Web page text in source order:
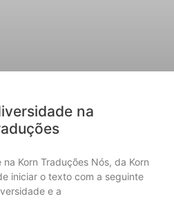
na
Korn Traduções Nós, da Korn
iniciar o texto com a seguinte
e a